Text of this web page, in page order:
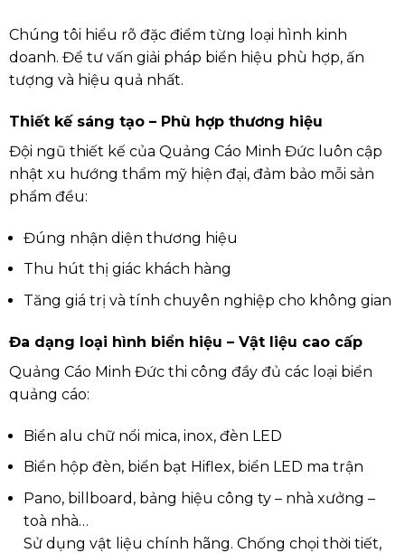
Chúng tôi hiểu rõ đặc điểm từng loại hình kinh
doanh. Để tư vấn giải pháp biển hiệu phù hợp, ấn
tượng và hiệu quả nhất.
Thiết kế sáng tạo – Phù hợp thương hiệu
Đội ngũ thiết kế của Quảng Cáo Minh Đức luôn cập
nhật xu hướng thẩm mỹ hiện đại, đảm bảo mỗi sản
phẩm đều:
Đúng nhận diện thương hiệu
Thu hút thị giác khách hàng
Tăng giá trị và tính chuyên nghiệp cho không gian
Đa dạng loại hình biển hiệu – Vật liệu cao cấp
Quảng Cáo Minh Đức thi công đầy đủ các loại biển
quảng cáo:
Biển alu chữ nổi mica, inox, đèn LED
Biển hộp đèn, biển bạt Hiflex, biển LED ma trận
Pano, billboard, bảng hiệu công ty – nhà xưởng –
toà nhà…
Sử dụng vật liệu chính hãng. Chống chọi thời tiết,